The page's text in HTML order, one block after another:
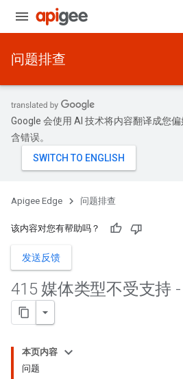
问题排查
Google 会使用 AI 技术将内容翻译成您
含错误。
Apigee Edge 问题排查
该内容对您有帮助吗？
发送反馈
415 媒体类型不受支持
本页内容
问题